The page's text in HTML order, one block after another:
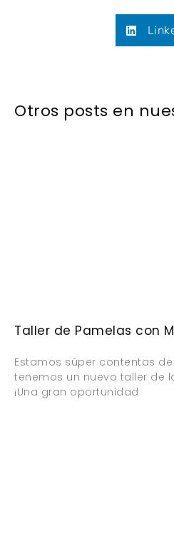
Otros posts en
Taller de Pamelas con
Estamos súper contentas
tenemos un nuevo taller de
¡Una gran oportunidad